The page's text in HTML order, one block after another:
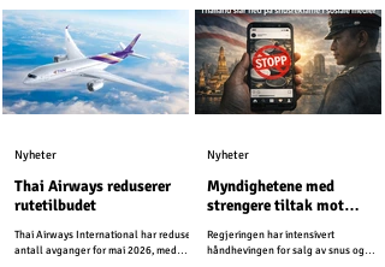
Thai Airways reduserer
rutetilbudet
Thai Airways International har redusert
antall avganger for mai 2026, med
Nyheter
Myndighetene med
strengere tiltak mot
snusreklame i sosiale
medier
Regjeringen har intensivert
håndhevingen for salg av snus og
Nyheter